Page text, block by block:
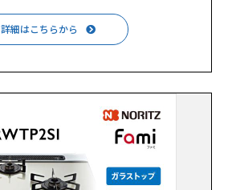
詳細はこちらから